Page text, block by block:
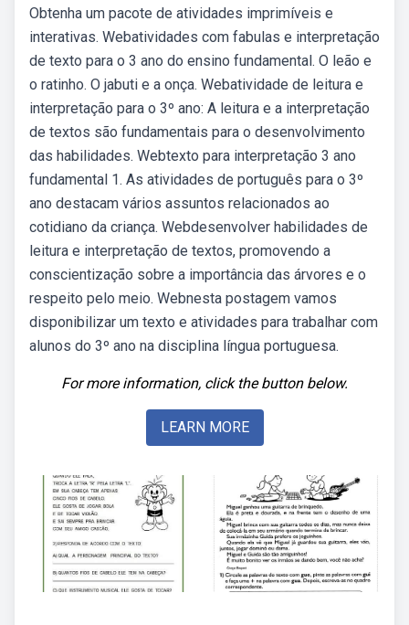
Obtenha um pacote de atividades imprimíveis e
interativas. Webatividades com fabulas e interpretação
de texto para o 3 ano do ensino fundamental. O leão e
o ratinho. O jabuti e a onça. Webatividade de leitura e
interpretação para o 3º ano: A leitura e a interpretação
de textos são fundamentais para o desenvolvimento
das habilidades. Webtexto para interpretação 3 ano
fundamental 1. As atividades de português para o 3º
ano destacam vários assuntos relacionados ao
cotidiano da criança. Webdesenvolver habilidades de
leitura e interpretação de textos, promovendo a
conscientização sobre a importância das árvores e o
respeito pelo meio. Webnesta postagem vamos
disponibilizar um texto e atividades para trabalhar com
alunos do 3º ano na disciplina língua portuguesa.
For more information, click the button below.
LEARN MORE